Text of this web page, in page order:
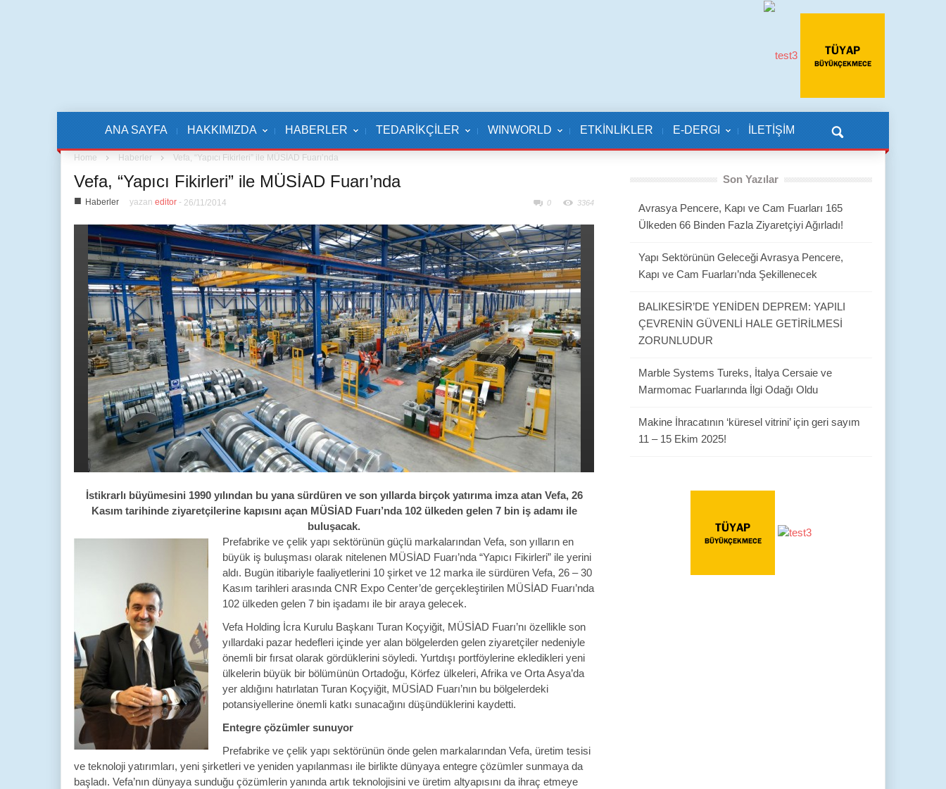
ANA SAYFA HAKKIMIZDA HABERLER TEDARİKÇİLER WINWORLD ETKİNLİKLER E-DERGI İLETİŞİM
Home Haberler Vefa, “Yapıcı Fikirleri” ile MÜSİAD Fuarı’nda
Vefa, “Yapıcı Fikirleri” ile MÜSİAD Fuarı’nda
■ Haberler yazan editor - 26/11/2014 0 3364
İstikrarlı büyümesini 1990 yılından bu yana sürdüren ve son yıllarda birçok yatırıma imza atan Vefa, 26
Kasım tarihinde ziyaretçilerine kapısını açan MÜSİAD Fuarı’nda 102 ülkeden gelen 7 bin iş adamı ile
buluşacak.
Prefabrike ve çelik yapı sektörünün güçlü markalarından Vefa, son yılların en
büyük iş buluşması olarak nitelenen MÜSİAD Fuarı’nda “Yapıcı Fikirleri” ile yerini
aldı. Bugün itibariyle faaliyetlerini 10 şirket ve 12 marka ile sürdüren Vefa, 26 – 30
Kasım tarihleri arasında CNR Expo Center’de gerçekleştirilen MÜSİAD Fuarı’nda
102 ülkeden gelen 7 bin işadamı ile bir araya gelecek.
Vefa Holding İcra Kurulu Başkanı Turan Koçyiğit, MÜSİAD Fuarı’nı özellikle son
yıllardaki pazar hedefleri içinde yer alan bölgelerden gelen ziyaretçiler nedeniyle
önemli bir fırsat olarak gördüklerini söyledi. Yurtdışı portföylerine ekledikleri yeni
ülkelerin büyük bir bölümünün Ortadoğu, Körfez ülkeleri, Afrika ve Orta Asya’da
yer aldığını hatırlatan Turan Koçyiğit, MÜSİAD Fuarı’nın bu bölgelerdeki
potansiyellerine önemli katkı sunacağını düşündüklerini kaydetti.
Entegre çözümler sunuyor
Prefabrike ve çelik yapı sektörünün önde gelen markalarından Vefa, üretim tesisi
ve teknoloji yatırımları, yeni şirketleri ve yeniden yapılanması ile birlikte dünyaya entegre çözümler sunmaya da
başladı. Vefa’nın dünyaya sunduğu çözümlerin yanında artık teknolojisini ve üretim altyapısını da ihraç etmeye
Son Yazılar
Avrasya Pencere, Kapı ve Cam Fuarları 165
Ülkeden 66 Binden Fazla Ziyaretçiyi Ağırladı!
Yapı Sektörünün Geleceği Avrasya Pencere,
Kapı ve Cam Fuarları’nda Şekillenecek
BALIKESİR’DE YENİDEN DEPREM: YAPILI
ÇEVRENİN GÜVENLİ HALE GETİRİLMESİ
ZORUNLUDUR
Marble Systems Tureks, İtalya Cersaie ve
Marmomac Fuarlarında İlgi Odağı Oldu
Makine İhracatının ‘küresel vitrini’ için geri sayım
11 – 15 Ekim 2025!